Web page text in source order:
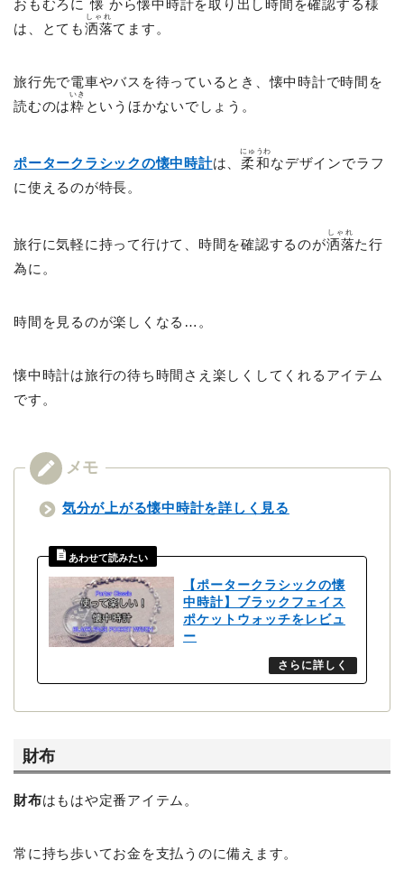
おもむろに 懐 から懐中時計を取り出し時間を確認する様
は、とても洒落
しゃれ
てます。
旅行先で電車やバスを待っているとき、懐中時計で時間を
読むのは粋
いき
というほかないでしょう。
ポータークラシックの懐中時計は、柔和
にゅうわ
なデザインでラフ
に使えるのが特長。
旅行に気軽に持って行けて、時間を確認するのが洒落
しゃれ
た行
為に。
時間を見るのが楽しくなる…。
懐中時計は旅行の待ち時間さえ楽しくしてくれるアイテム
です。
気分が上がる懐中時計を詳しく見る
【ポータークラシックの懐
中時計】ブラックフェイス
ポケットウォッチをレビュ
ー
財布
財布はもはや定番アイテム。
常に持ち歩いてお金を支払うのに備えます。